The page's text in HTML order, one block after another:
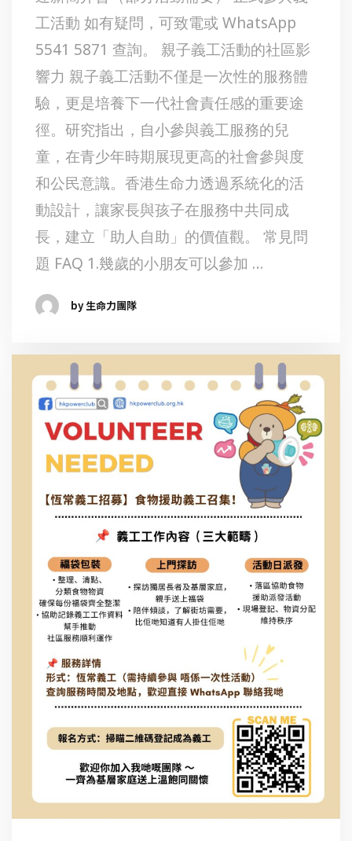
工活動 如有疑問，可致電或 WhatsApp
5541 5871 查詢。 親子義工活動的社區影
響力 親子義工活動不僅是一次性的服務體
驗，更是培養下一代社會責任感的重要途
徑。研究指出，自小參與義工服務的兒
童，在青少年時期展現更高的社會參與度
和公民意識。香港生命力透過系統化的活
動設計，讓家長與孩子在服務中共同成
長，建立「助人自助」的價值觀。 常見問
題 FAQ 1.幾歲的小朋友可以參加 …
by 生命力團隊